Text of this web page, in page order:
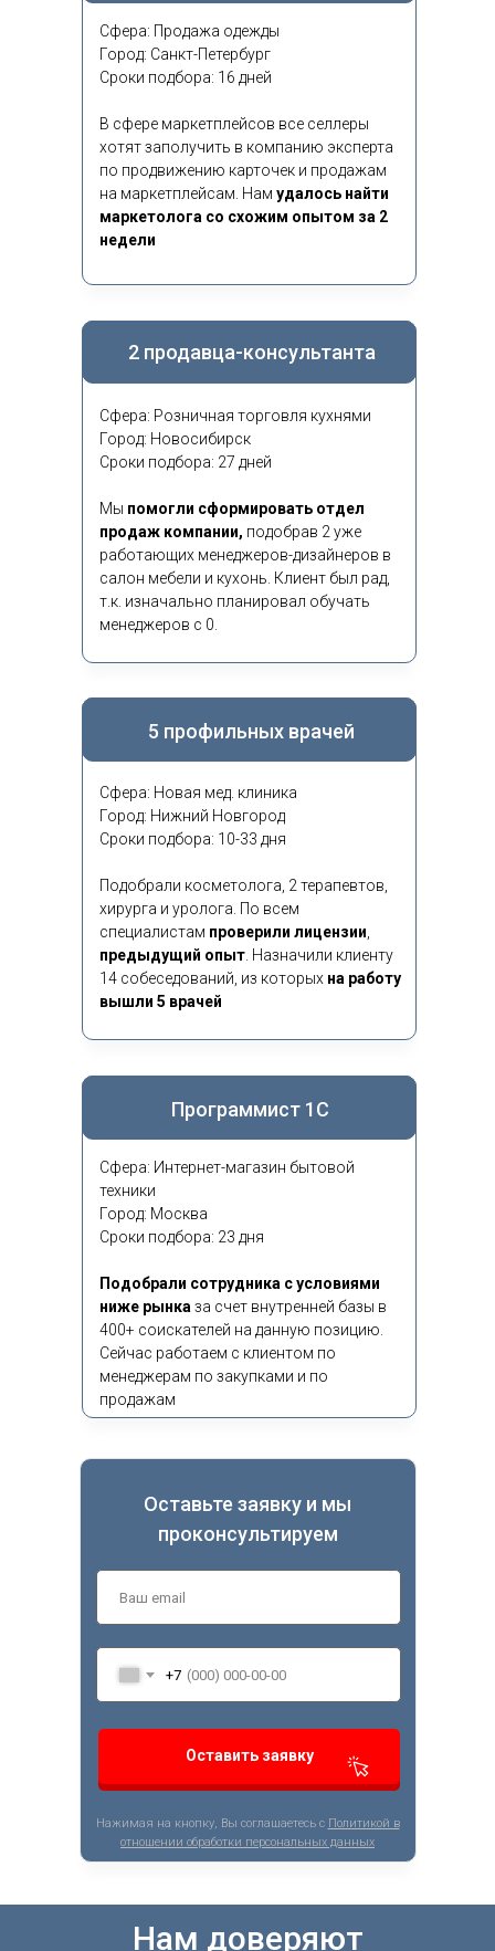
Сфера: Продажа одежды
Город: Санкт-Петербург
Сроки подбора: 16 дней
В сфере маркетплейсов все селлеры
хотят заполучить в компанию эксперта
по продвижению карточек и продажам
на маркетплейсам. Нам удалось найти
маркетолога со схожим опытом за 2
недели
2 продавца-консультанта
Сфера: Розничная торговля кухнями
Город: Новосибирск
Сроки подбора: 27 дней
Мы помогли сформировать отдел
продаж компании, подобрав 2 уже
работающих менеджеров-дизайнеров в
салон мебели и кухонь. Клиент был рад,
т.к. изначально планировал обучать
менеджеров с 0.
Оставить заявку
Нажимая на кнопку, Вы соглашаетесь с Политикой в
отношении обработки персональных данных
+7
5 профильных врачей
Сфера: Новая мед. клиника
Город: Нижний Новгород
Сроки подбора: 10-33 дня
Подобрали косметолога, 2 терапевтов,
хирурга и уролога. По всем
специалистам проверили лицензии
предыдущий опыт Назначили клиенту
14 собеседований, из которых на работу
вышли 5 врачей
Программист 1С
Сфера: Интернет-магазин бытовой
техники
Город: Москва
Сроки подбора: 23 дня
Подобрали сотрудника с условиями
ниже рынка за счет внутренней базы в
400+ соискателей на данную позицию.
Сейчас работаем с клиентом по
менеджерам по закупками и по
продажам
Оставьте заявку и мы
проконсультируем
Нам доверяют